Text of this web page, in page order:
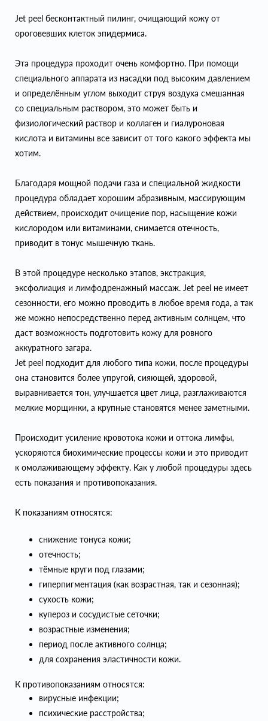
Jet peel бесконтактный пилинг, очищающий кожу от
ороговевших клеток эпидермиса.
Эта процедура проходит очень комфортно. При помощи
специального аппарата из насадки под высоким давлением
и определённым углом выходит струя воздуха смешанная
со специальным раствором, это может быть и
физиологический раствор и коллаген и гиалуроновая
кислота и витамины все зависит от того какого эффекта мы
хотим.
Благодаря мощной подачи газа и специальной жидкости
процедура обладает хорошим абразивным, массирующим
действием, происходит очищение пор, насыщение кожи
кислородом или витаминами, снимается отечность,
приводит в тонус мышечную ткань.
В этой процедуре несколько этапов, экстракция,
эксфолиация и лимфодренажный массаж. Jet peel не имеет
сезонности, его можно проводить в любое время года, а так
же можно непосредственно перед активным солнцем, что
даст возможность подготовить кожу для ровного
аккуратного загара.
Jet peel подходит для любого типа кожи, после процедуры
она становится более упругой, сияющей, здоровой,
выравнивается тон, улучшается цвет лица, разглаживаются
мелкие морщинки, а крупные становятся менее заметными.
Происходит усиление кровотока кожи и оттока лимфы,
ускоряются биохимические процессы кожи и это приводит
к омолаживающему эффекту. Как у любой процедуры здесь
есть показания и противопоказания.
К показаниям относятся:
снижение тонуса кожи;
отечность;
тёмные круги под глазами;
гиперпигментация (как возрастная, так и сезонная);
сухость кожи;
купероз и сосудистые сеточки;
возрастные изменения;
период после активного солнца;
для сохранения эластичности кожи.
К противопоказаниям относятся:
вирусные инфекции;
психические расстройства;